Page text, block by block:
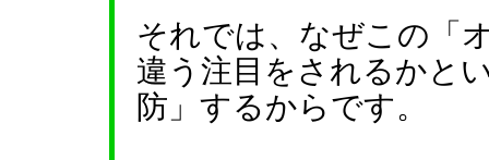
それでは、なぜこの「
違う注目をされるかと
防」するからです。